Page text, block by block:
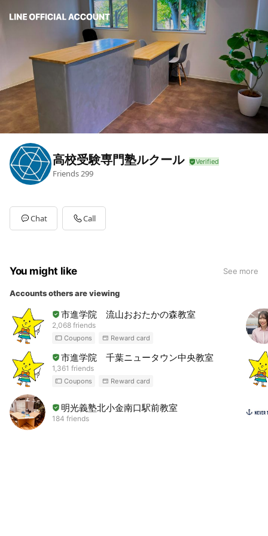
高校受験専門塾ルクール
Friends299
Chat Call
You might like See more
Accounts others are viewing
市進学院 流山おおたかの森教室
2,068 friends
Coupons Reward card
市進学院 千葉ニュータウン中央教室
1,361 friends
Coupons Reward card
明光義塾北小金南口駅前教室
184 friends